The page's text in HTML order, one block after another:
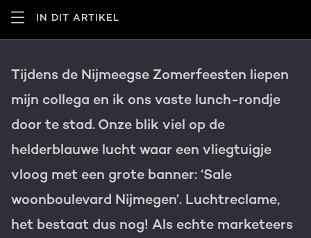
AI services
WEBSITE SERVICES
HubSpot websites
Membership portals
Growth-driven design
Haal alles uit je HubSpot licentie
Gratis portal scan
Nederlands Zoek
IN DIT ARTIKEL
Tijdens de Nijmeegse Zomerfeesten liepen
mijn collega en ik ons vaste lunch-rondje
door te stad. Onze blik viel op de
helderblauwe lucht waar een vliegtuigje
vloog met een grote banner: ‘Sale
woonboulevard Nijmegen’. Luchtreclame,
het bestaat dus nog! Als echte marketeers